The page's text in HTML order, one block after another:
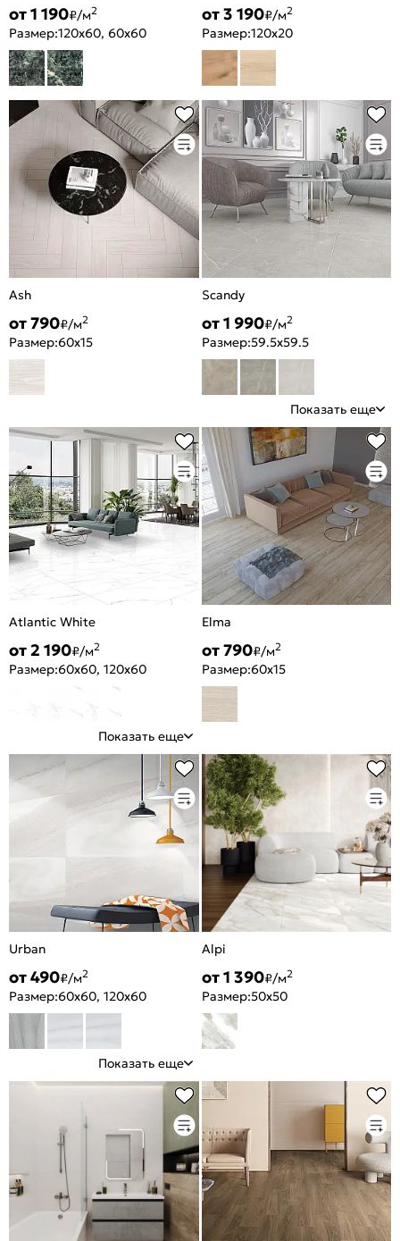
от 1 190₽/м2
Размер:120x60, 60x60
от 3 190₽/м2
Размер:120x20
Ash
от 790₽/м2
Размер:60x15
Scandy
от 1 990₽/м2
Размер:59.5x59.5
Показать еще
Atlantic White
от 2 190₽/м2
Размер:60x60, 120x60
Показать еще
Elma
от 790₽/м2
Размер:60x15
Urban
от 490₽/м2
Размер:60x60, 120x60
Показать еще
Alpi
от 1 390₽/м2
Размер:50x50